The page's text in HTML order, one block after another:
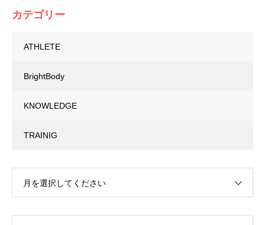
カテゴリー
ATHLETE
BrightBody
KNOWLEDGE
TRAINIG
月を選択してください